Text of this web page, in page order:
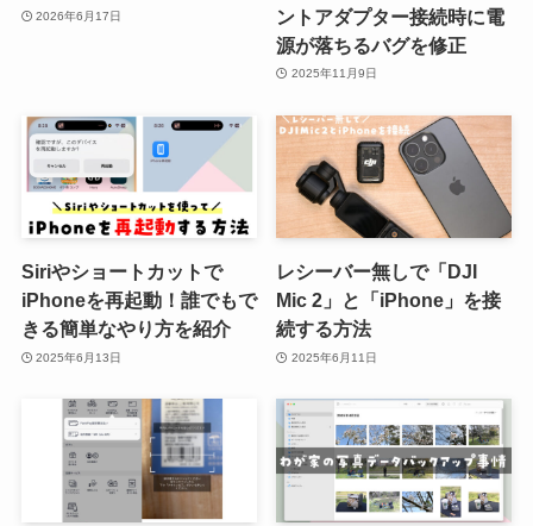
2026年6月17日
ントアダプター接続時に電
源が落ちるバグを修正
2025年11月9日
Siriやショートカットで
iPhoneを再起動！誰でもで
きる簡単なやり方を紹介
2025年6月13日
レシーバー無しで「DJI
Mic 2」と「iPhone」を接
続する方法
2025年6月11日